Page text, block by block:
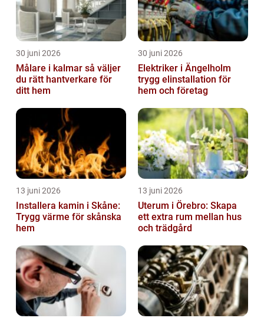
30 juni 2026
Målare i kalmar så väljer
du rätt hantverkare för
ditt hem
30 juni 2026
Elektriker i Ängelholm
trygg elinstallation för
hem och företag
13 juni 2026
Installera kamin i Skåne:
Trygg värme för skånska
hem
13 juni 2026
Uterum i Örebro: Skapa
ett extra rum mellan hus
och trädgård